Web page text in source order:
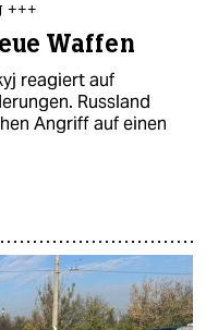
+++
Waffen
reagiert auf
Russland
Angriff auf einen